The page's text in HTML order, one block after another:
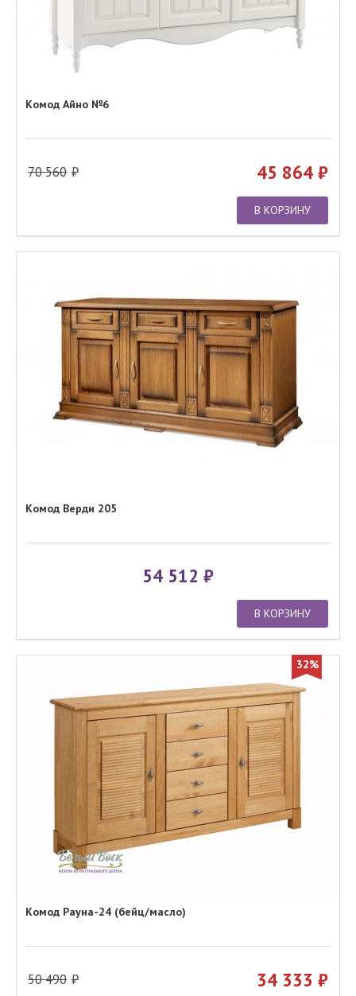
Комод Айно №6
70 560 45 864
В КОРЗИНУ
Комод Верди 205
54 512
В КОРЗИНУ
32%
Комод Рауна-24 (бейц/масло)
50 490 34 333